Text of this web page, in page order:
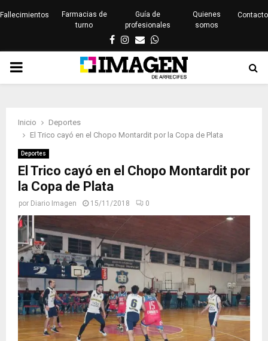
Fallecimientos
Farmacias de
turno
Guía de
profesionales
Quienes
somos
Contacto
Facebook
Instagram
EmailWhatsapp
PRIMARY
Inicio
Deportes
El Trico cayó en el Chopo Montardit por la Copa de Plata
Deportes
El Trico cayó en el Chopo Montardit por
la Copa de Plata
por Diario Imagen 15/11/2018 0